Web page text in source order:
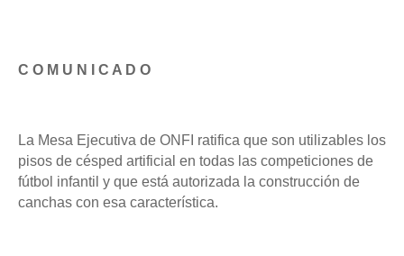
C O M U N I C A D O
La Mesa Ejecutiva de ONFI ratifica que son utilizables los
pisos de césped artificial en todas las competiciones de
fútbol infantil y que está autorizada la construcción de
canchas con esa característica.